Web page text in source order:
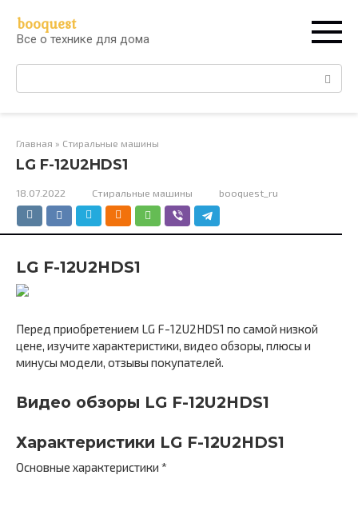
контенту
booquest
Все о технике для дома
Поиск:
Главная » Стиральные машины
LG F-12U2HDS1
18.07.2022 Стиральные машины booquest_ru
LG F-12U2HDS1
Перед приобретением LG F-12U2HDS1 по самой низкой
цене, изучите характеристики, видео обзоры, плюсы и
минусы модели, отзывы покупателей.
Видео обзоры LG F-12U2HDS1
Характеристики LG F-12U2HDS1
Основные характеристики *